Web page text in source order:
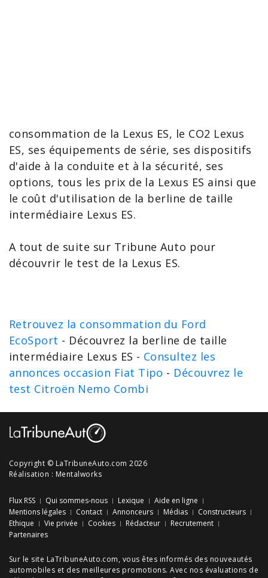
consommation de la Lexus ES, le CO2 Lexus
ES, ses équipements de série, ses dispositifs
d'aide à la conduite et à la sécurité, ses
options, tous les prix de la Lexus ES ainsi que
le coût d'utilisation de la berline de taille
intermédiaire Lexus ES.
A tout de suite sur Tribune Auto pour
découvrir le test de la Lexus ES.
Retrouvez la consommation du Ford
EcoSport - Découvrez la berline de taille
intermédiaire Lexus ES - Consultez les
annonces occasion Fiat Tipo - Découvrez le
test Citroën Nemo Combi
Copyright © LaTribuneAuto.com 2026
Réalisation : Mentalworks
Flux RSS Qui sommes-nous Lexique
Aide en ligne
Mentions légales
Contact Annonceurs Médias
Constructeurs
Ethique
Vie privée Cookies Rédacteur
Recrutement
Partenaires
Sur le site LaTribuneAuto.com, vous êtes informés des nouveautés
automobiles et des meilleures promotions. Avec nos évaluations de